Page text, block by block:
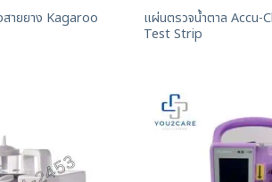
สายยาง Kagaroo
แผ่นตรวจน้ำตาล Accu-
Test Strip